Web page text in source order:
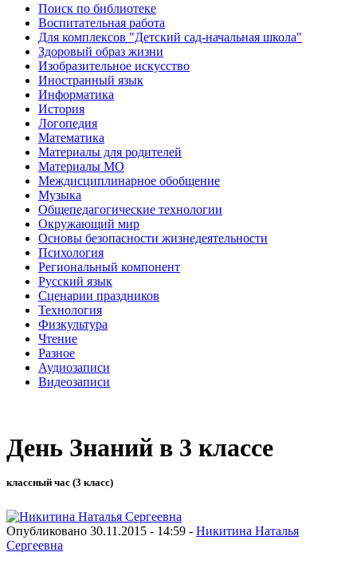
Поиск по библиотеке
Воспитательная работа
Для комплексов "Детский сад-начальная школа"
Здоровый образ жизни
Изобразительное искусство
Иностранный язык
Информатика
История
Логопедия
Математика
Материалы для родителей
Материалы МО
Междисциплинарное обобщение
Музыка
Общепедагогические технологии
Окружающий мир
Основы безопасности жизнедеятельности
Психология
Региональный компонент
Русский язык
Сценарии праздников
Технология
Физкультура
Чтение
Разное
Аудиозаписи
Видеозаписи
День Знаний в 3 классе
классный час (3 класс)
Опубликовано 30.11.2015 - 14:59 - Никитина Наталья
Сергеевна